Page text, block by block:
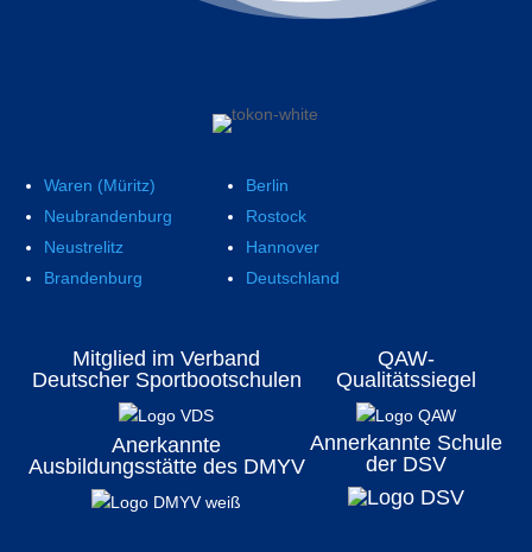
Waren (Müritz)
Neubrandenburg
Neustrelitz
Brandenburg
Berlin
Rostock
Hannover
Deutschland
Mitglied im Verband
Deutscher Sportbootschulen
QAW-
Qualitätssiegel
Anerkannte
Ausbildungsstätte des DMYV
Annerkannte Schule
der DSV